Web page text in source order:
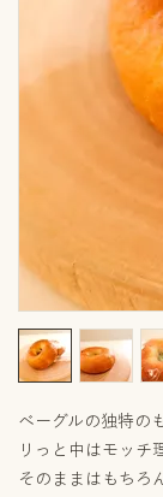
ベーグルの独特の
リっと中はモッチ
そのままはもちろ